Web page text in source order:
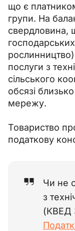
що є
групи. На
свердловина,
послуги з
сільського
обсязі
мережу.
Товариство
податкову
Чи не
з
(КВЕД